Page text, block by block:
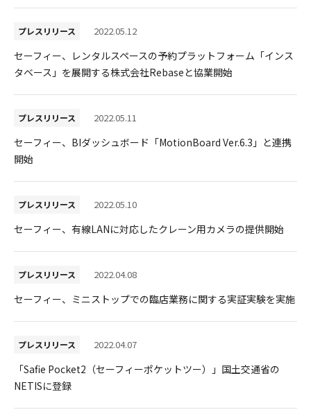
プレスリリース 2022.05.12
セーフィー、レンタルスペースの予約プラットフォーム「インス
タベース」を展開する株式会社Rebaseと協業開始
プレスリリース 2022.05.11
セーフィー、BIダッシュボード「MotionBoard Ver.6.3」と連携
開始
プレスリリース 2022.05.10
セーフィー、有線LANに対応したクレーン用カメラの提供開始
プレスリリース 2022.04.08
セーフィー、ミニストップでの臨店業務に関する実証実験を実施
プレスリリース 2022.04.07
「Safie Pocket2（セーフィーポケットツー）」国土交通省の
NETISに登録